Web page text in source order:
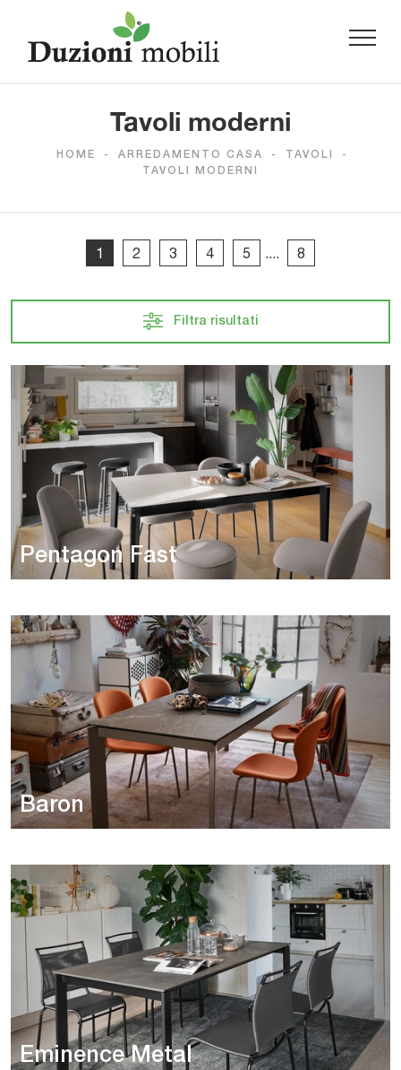
Tavoli moderni
HOME - ARREDAMENTO CASA - TAVOLI
-
TAVOLI MODERNI
1 2 3 4 5 .... 8
Filtra risultati
Pentagon Fast
Baron
Eminence Metal